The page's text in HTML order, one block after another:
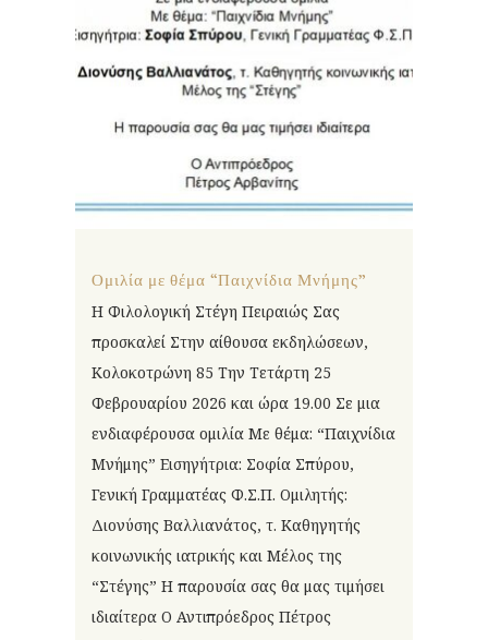
Ομιλία με θέμα “Παιχνίδια Μνήμης”
Η Φιλολογική Στέγη Πειραιώς Σας
προσκαλεί Στην αίθουσα εκδηλώσεων,
Κολοκοτρώνη 85 Την Τετάρτη 25
Φεβρουαρίου 2026 και ώρα 19.00 Σε μια
ενδιαφέρουσα ομιλία Με θέμα: “Παιχνίδια
Μνήμης” Εισηγήτρια: Σοφία Σπύρου,
Γενική Γραμματέας Φ.Σ.Π. Ομιλητής:
Διονύσης Βαλλιανάτος, τ. Καθηγητής
κοινωνικής ιατρικής και Μέλος της
“Στέγης” Η παρουσία σας θα μας τιμήσει
ιδιαίτερα Ο Αντιπρόεδρος Πέτρος